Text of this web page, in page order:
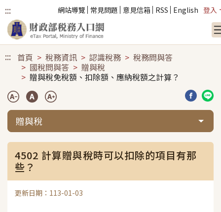
::: 網站導覽 常見問題 意見信箱 RSS English 登入
::: 首頁 稅務資訊 認識稅務
稅務問與答
國稅問與答
贈與稅
贈與稅免稅額、扣除額、應納稅額之計算？
分享到
分
贈與稅
4502 計算贈與稅時可以扣除的項目有那
些？
更新日期：113-01-03